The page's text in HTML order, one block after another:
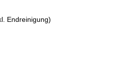
Endreinigung)